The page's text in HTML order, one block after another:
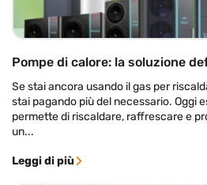
Pompe di calore: la soluzione
Se stai ancora usando il gas per
stai pagando più del necessario. Oggi
permette di riscaldare, raffrescare e
un...
Leggi di più